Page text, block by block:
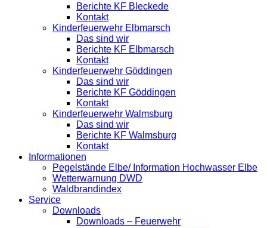
Berichte KF Bleckede
Kontakt
Kinderfeuerwehr Elbmarsch
Das sind wir
Berichte KF Elbmarsch
Kontakt
Kinderfeuerwehr Göddingen
Das sind wir
Berichte KF Göddingen
Kontakt
Kinderfeuerwehr Walmsburg
Das sind wir
Berichte KF Walmsburg
Kontakt
Informationen
Pegelstände Elbe/ Information Hochwasser Elbe
Wetterwarnung DWD
Waldbrandindex
Service
Downloads
Downloads – Feuerwehr